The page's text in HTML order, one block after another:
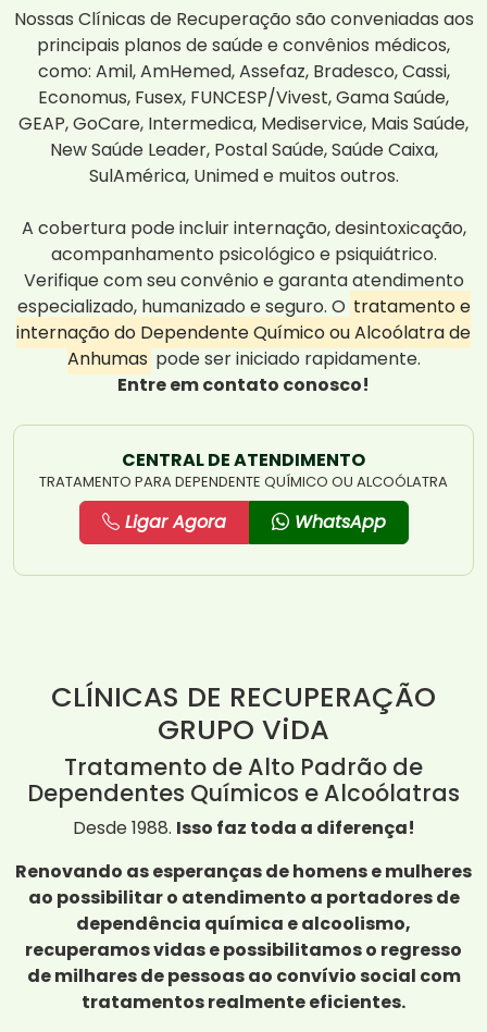
Nossas Clínicas de Recuperação são conveniadas aos
principais planos de saúde e convênios médicos,
como: Amil, AmHemed, Assefaz, Bradesco, Cassi,
Economus, Fusex, FUNCESP/Vivest, Gama Saúde,
GEAP, GoCare, Intermedica, Mediservice, Mais Saúde,
New Saúde Leader, Postal Saúde, Saúde Caixa,
SulAmérica, Unimed e muitos outros.
A cobertura pode incluir internação, desintoxicação,
acompanhamento psicológico e psiquiátrico.
Verifique com seu convênio e garanta atendimento
especializado, humanizado e seguro. O tratamento e
internação do Dependente Químico ou Alcoólatra de
Anhumas pode ser iniciado rapidamente.
Entre em contato conosco!
CENTRAL DE ATENDIMENTO
TRATAMENTO PARA DEPENDENTE QUÍMICO OU ALCOÓLATRA
Ligar Agora WhatsApp
CLÍNICAS DE RECUPERAÇÃO
GRUPO ViDA
Tratamento de Alto Padrão de
Dependentes Químicos e Alcoólatras
Desde 1988. Isso faz toda a diferença!
Renovando as esperanças de homens e mulheres
ao possibilitar o atendimento a portadores de
dependência química e alcoolismo,
recuperamos vidas e possibilitamos o regresso
de milhares de pessoas ao convívio social com
tratamentos realmente eficientes.